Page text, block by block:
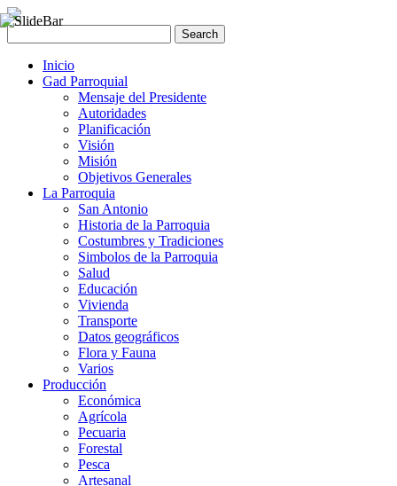
Inicio
Gad Parroquial
Mensaje del Presidente
Autoridades
Planificación
Visión
Misión
Objetivos Generales
La Parroquia
San Antonio
Historia de la Parroquia
Costumbres y Tradiciones
Simbolos de la Parroquia
Salud
Educación
Vivienda
Transporte
Datos geográficos
Flora y Fauna
Varios
Producción
Económica
Agrícola
Pecuaria
Forestal
Pesca
Artesanal